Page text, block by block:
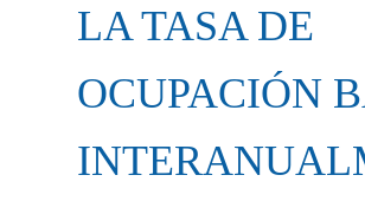
LA TASA DE
OCUPACIÓN